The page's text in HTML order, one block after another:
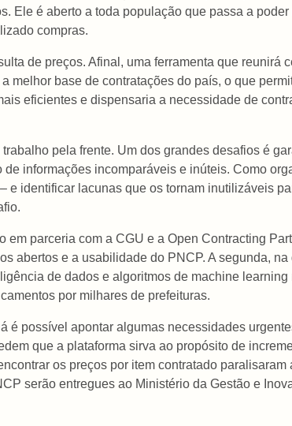
Ele é aberto a toda população que passa a
compras.
de preços. Afinal, uma ferramenta que reunirá
melhor base de contratações do país, o que
eficientes e dispensaria a necessidade de
pela frente. Um dos grandes desafios é
informações incomparáveis e inúteis. Como
identificar lacunas que os tornam inutilizáveis
parceria com a CGU e a Open Contracting
abertos e a usabilidade do PNCP. A segunda,
de dados e algoritmos de machine
por milhares de prefeituras.
é possível apontar algumas necessidades
que a plataforma sirva ao propósito de
os preços por item contratado paralisaram
serão entregues ao Ministério da Gestão e